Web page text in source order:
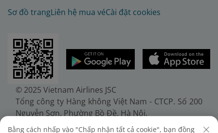
Sơ đồ trangLiên hệ mua véCài đặt cookies
© 2025 Vietnam Airlines JSC
Tổng công ty Hàng không Việt Nam - CTCP. Số 200
Nguyễn Sơn, Phường Bồ Đề, Hà Nội.
Điện thoại: (+84-24) 38272289. Fax: (+84-24)
Bằng cách nhấp vào "Chấp nhận tất cả cookie", bạn đồng